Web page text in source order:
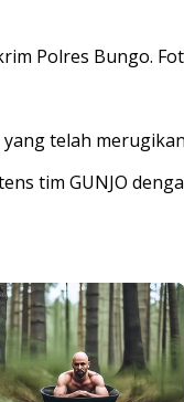
Polres Bungo.
telah
tim GUNJO